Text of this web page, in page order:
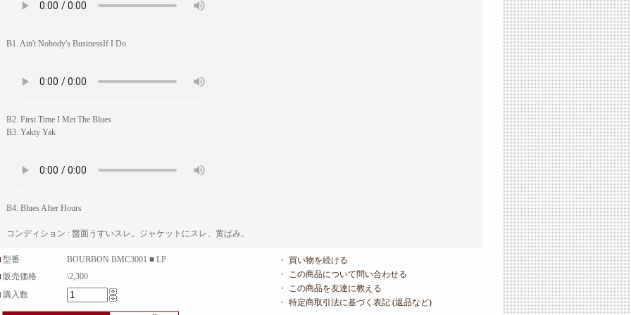
B1. Ain't Nobody's BusinessIf I Do
B2. First Time I Met The Blues
B3. Yakty Yak
B4. Blues After Hours
コンディション : 盤面うすいスレ。ジャケットにスレ、黄ばみ。
型番
BOURBON BMC3001 ■ LP
販売価格
\2,300
購入数
・ 買い物を続ける
・ この商品について問い合わせる
・ この商品を友達に教える
・ 特定商取引法に基づく表記 (返品など)